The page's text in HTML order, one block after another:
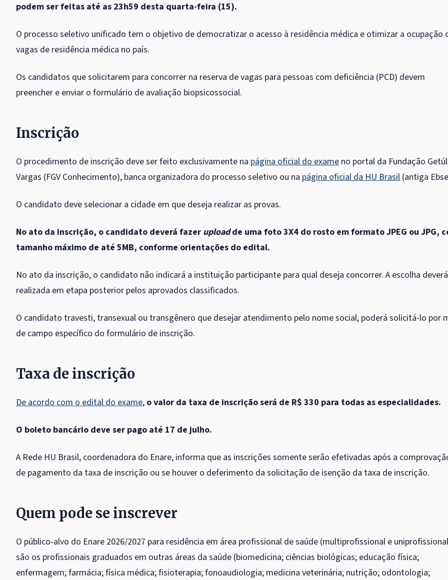
podem ser feitas até as 23h59 desta quarta-feira (15).
O processo seletivo unificado tem o objetivo de democratizar o acesso à residência médica e otimizar a ocupação
vagas de residência médica no país.
Os candidatos que solicitarem para concorrer na reserva de vagas para pessoas com deficiência (PCD) devem
preencher e enviar o formulário de avaliação biopsicossocial.
Inscrição
O procedimento de inscrição deve ser feito exclusivamente na página oficial do exame no portal da Fundação
Vargas (FGV Conhecimento), banca organizadora do processo seletivo ou na página oficial da HU Brasil (antiga
O candidato deve selecionar a cidade em que deseja realizar as provas.
No ato da inscrição, o candidato deverá fazer uploadde uma foto 3X4 do rosto em formato JPEG ou JPG,
tamanho máximo de até 5MB, conforme orientações do edital.
No ato da inscrição, o candidato não indicará a instituição participante para qual deseja concorrer. A escolha
realizada em etapa posterior pelos aprovados classificados.
O candidato travesti, transexual ou transgênero que desejar atendimento pelo nome social, poderá solicitá-lo por
de campo específico do formulário de inscrição.
Taxa de inscrição
De acordo com o edital do exame, o valor da taxa de inscrição será de R$ 330 para todas as especialidades.
O boleto bancário deve ser pago até 17 de julho.
A Rede HU Brasil, coordenadora do Enare, informa que as inscrições somente serão efetivadas após a
de pagamento da taxa de inscrição ou se houver o deferimento da solicitação de isenção da taxa de inscrição.
Quem pode se inscrever
O público-alvo do Enare 2026/2027 para residência em área profissional de saúde (multiprofissional e
são os profissionais graduados em outras áreas da saúde (biomedicina; ciências biológicas; educação física;
enfermagem; farmácia; física médica; fisioterapia; fonoaudiologia; medicina veterinária; nutrição; odontologia;